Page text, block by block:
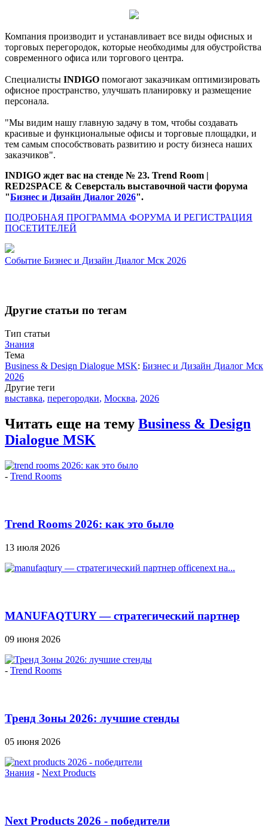
Компания производит и устанавливает все виды офисных и
торговых перегородок, которые необходимы для обустройства
современного офиса или торгового центра.
Специалисты INDIGO помогают заказчикам оптимизировать
офисное пространство, улучшать планировку и размещение
персонала.
"Мы видим нашу главную задачу в том, чтобы создавать
красивые и функциональные офисы и торговые площадки, и
тем самым способствовать развитию и росту бизнеса наших
заказчиков".
INDIGO ждет вас на стенде № 23. Trend Room |
RED2SPACE & Северсталь выставочной части форума
"Бизнес и Дизайн Диалог 2026".
ПОДРОБНАЯ ПРОГРАММА ФОРУМА И РЕГИСТРАЦИЯ
ПОСЕТИТЕЛЕЙ
Событие Бизнес и Дизайн Диалог Мск 2026
Другие статьи по тегам
Тип статьи
Знания
Тема
Business & Design Dialogue MSK: Бизнес и Дизайн Диалог Мск
2026
Другие теги
выставка, перегородки, Москва, 2026
Читать еще на тему Business & Design
Dialogue MSK
- Trend Rooms
Trend Rooms 2026: как это было
13 июля 2026
MANUFAQTURY — стратегический партнер
09 июня 2026
- Trend Rooms
Тренд Зоны 2026: лучшие стенды
05 июня 2026
Знания - Next Products
Next Products 2026 - победители